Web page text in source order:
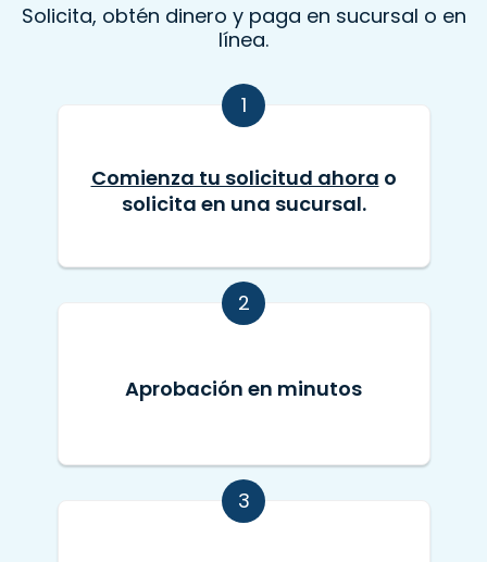
Solicita, obtén dinero y paga en sucursal o en
línea.
1
Comienza tu solicitud ahora o
solicita en una sucursal.
2
Aprobación en minutos
3